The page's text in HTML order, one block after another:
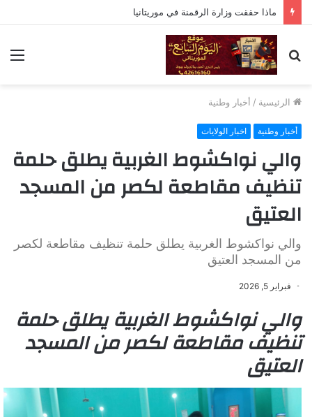
ماذا حققت وزارة الرقمنة في موريتانيا
بحث
عن
الرئيسية / أخبار وطنية
أخبار وطنية اخبار الولايات
والي نواكشوط الغربية يطلق حلمة
تنظيف مقاطعة لكصر من المسجد
العتيق
والي نواكشوط الغربية يطلق حلمة تنظيف مقاطعة لكصر
من المسجد العتيق
فبراير 5, 2026
والي نواكشوط الغربية يطلق حلمة
تنظيف مقاطعة لكصر من المسجد
العتيق